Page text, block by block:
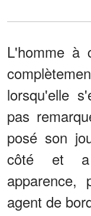
L'homme à
lorsqu'elle
pas
posé son
côté et a
agent de